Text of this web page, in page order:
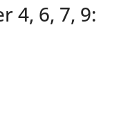
4, 6, 7, 9: